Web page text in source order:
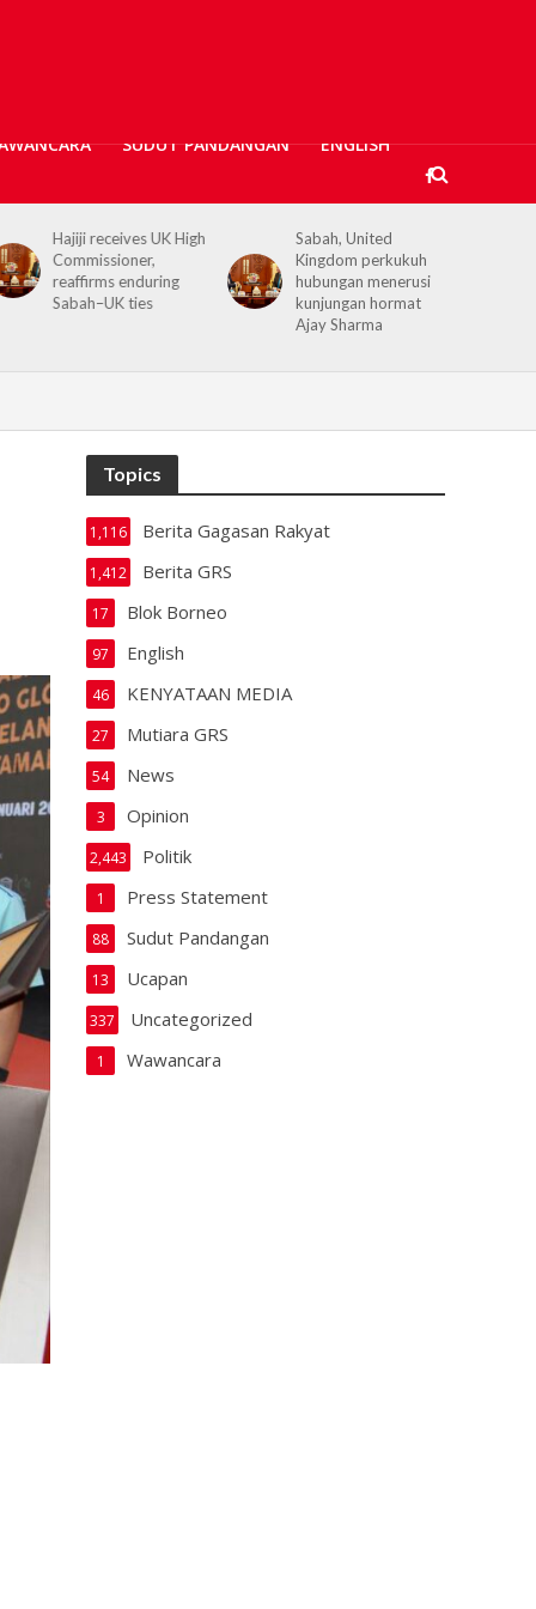
SUDUT PANDANGAN ENGLISH
Sabah, United
Kingdom perkukuh
hubungan menerusi
kunjungan hormat
Kerajaan Negeri
prihatin, 362 mangsa
banjir Tawau terima
bantuan kewangan
Topics
Berita Gagasan Rakyat
1,116
Berita GRS
1,412
Blok Borneo
17
English
97
KENYATAAN MEDIA
46
Mutiara GRS
27
News
54
Opinion
3
Politik
2,443
Press Statement
1
Sudut Pandangan
88
Ucapan
13
Uncategorized
337
Wawancara
1